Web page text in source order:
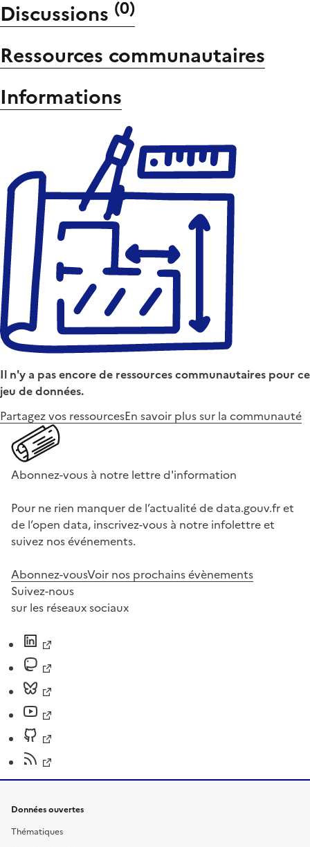
Discussions (0)
Ressources communautaires
Informations
Il n'y a pas encore de ressources communautaires pour ce
jeu de données.
Partagez vos ressourcesEn savoir plus sur la communauté
Abonnez-vous à notre lettre d'information
Pour ne rien manquer de l’actualité de data.gouv.fr et
de l’open data, inscrivez-vous à notre infolettre et
suivez nos événements.
Abonnez-vousVoir nos prochains évènements
Suivez-nous
sur les réseaux sociaux
Données ouvertes
Thématiques